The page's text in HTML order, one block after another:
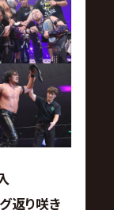
返り咲き